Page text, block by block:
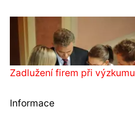
Zadlužení firem při výzkumu
Informace